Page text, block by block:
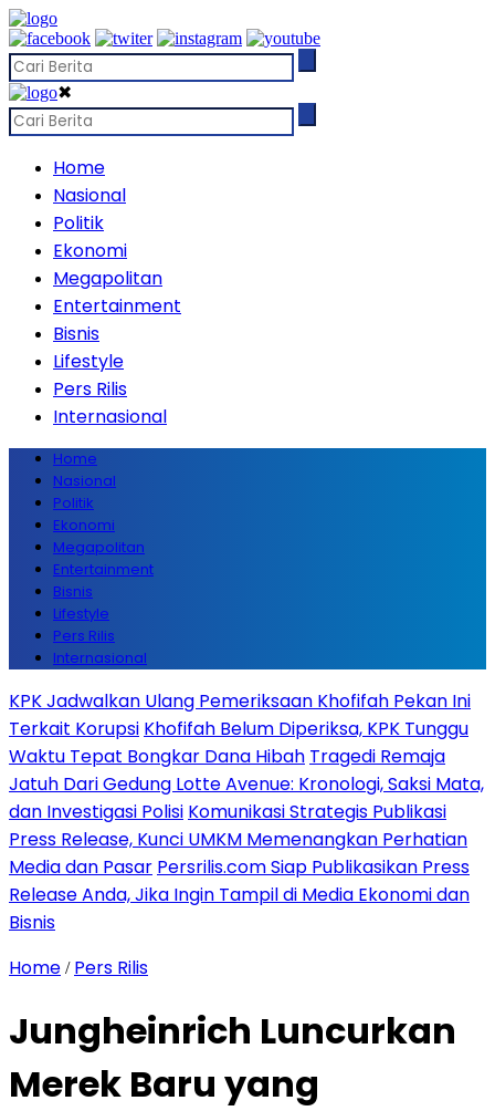
✖
Home
Nasional
Politik
Ekonomi
Megapolitan
Entertainment
Bisnis
Lifestyle
Pers Rilis
Internasional
Home
Nasional
Politik
Ekonomi
Megapolitan
Entertainment
Bisnis
Lifestyle
Pers Rilis
Internasional
KPK Jadwalkan Ulang Pemeriksaan Khofifah Pekan Ini
Terkait Korupsi Khofifah Belum Diperiksa, KPK Tunggu
Waktu Tepat Bongkar Dana Hibah Tragedi Remaja
Jatuh Dari Gedung Lotte Avenue: Kronologi, Saksi Mata,
dan Investigasi Polisi Komunikasi Strategis Publikasi
Press Release, Kunci UMKM Memenangkan Perhatian
Media dan Pasar Persrilis.com Siap Publikasikan Press
Release Anda, Jika Ingin Tampil di Media Ekonomi dan
Bisnis
Home / Pers Rilis
Jungheinrich Luncurkan
Merek Baru yang